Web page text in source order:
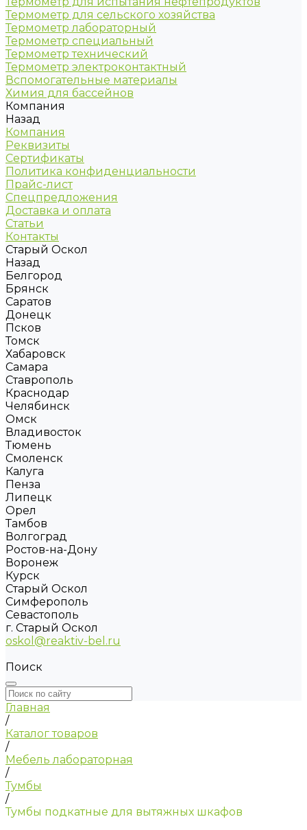
Термометр для сельского хозяйства
Термометр лабораторный
Термометр специальный
Термометр технический
Термометр электроконтактный
Вспомогательные материалы
Химия для бассейнов
Компания
Назад
Компания
Реквизиты
Сертификаты
Политика конфиденциальности
Прайс-лист
Спецпредложения
Доставка и оплата
Статьи
Контакты
Старый Оскол
Назад
Белгород
Брянск
Саратов
Донецк
Псков
Томск
Хабаровск
Самара
Ставрополь
Краснодар
Челябинск
Омск
Владивосток
Тюмень
Смоленск
Калуга
Пенза
Липецк
Орел
Тамбов
Волгоград
Ростов-на-Дону
Воронеж
Курск
Старый Оскол
Симферополь
Севастополь
г. Старый Оскол
oskol@reaktiv-bel.ru
Поиск
Главная
/
Каталог товаров
/
Мебель лабораторная
/
Тумбы
/
Тумбы подкатные для вытяжных шкафов